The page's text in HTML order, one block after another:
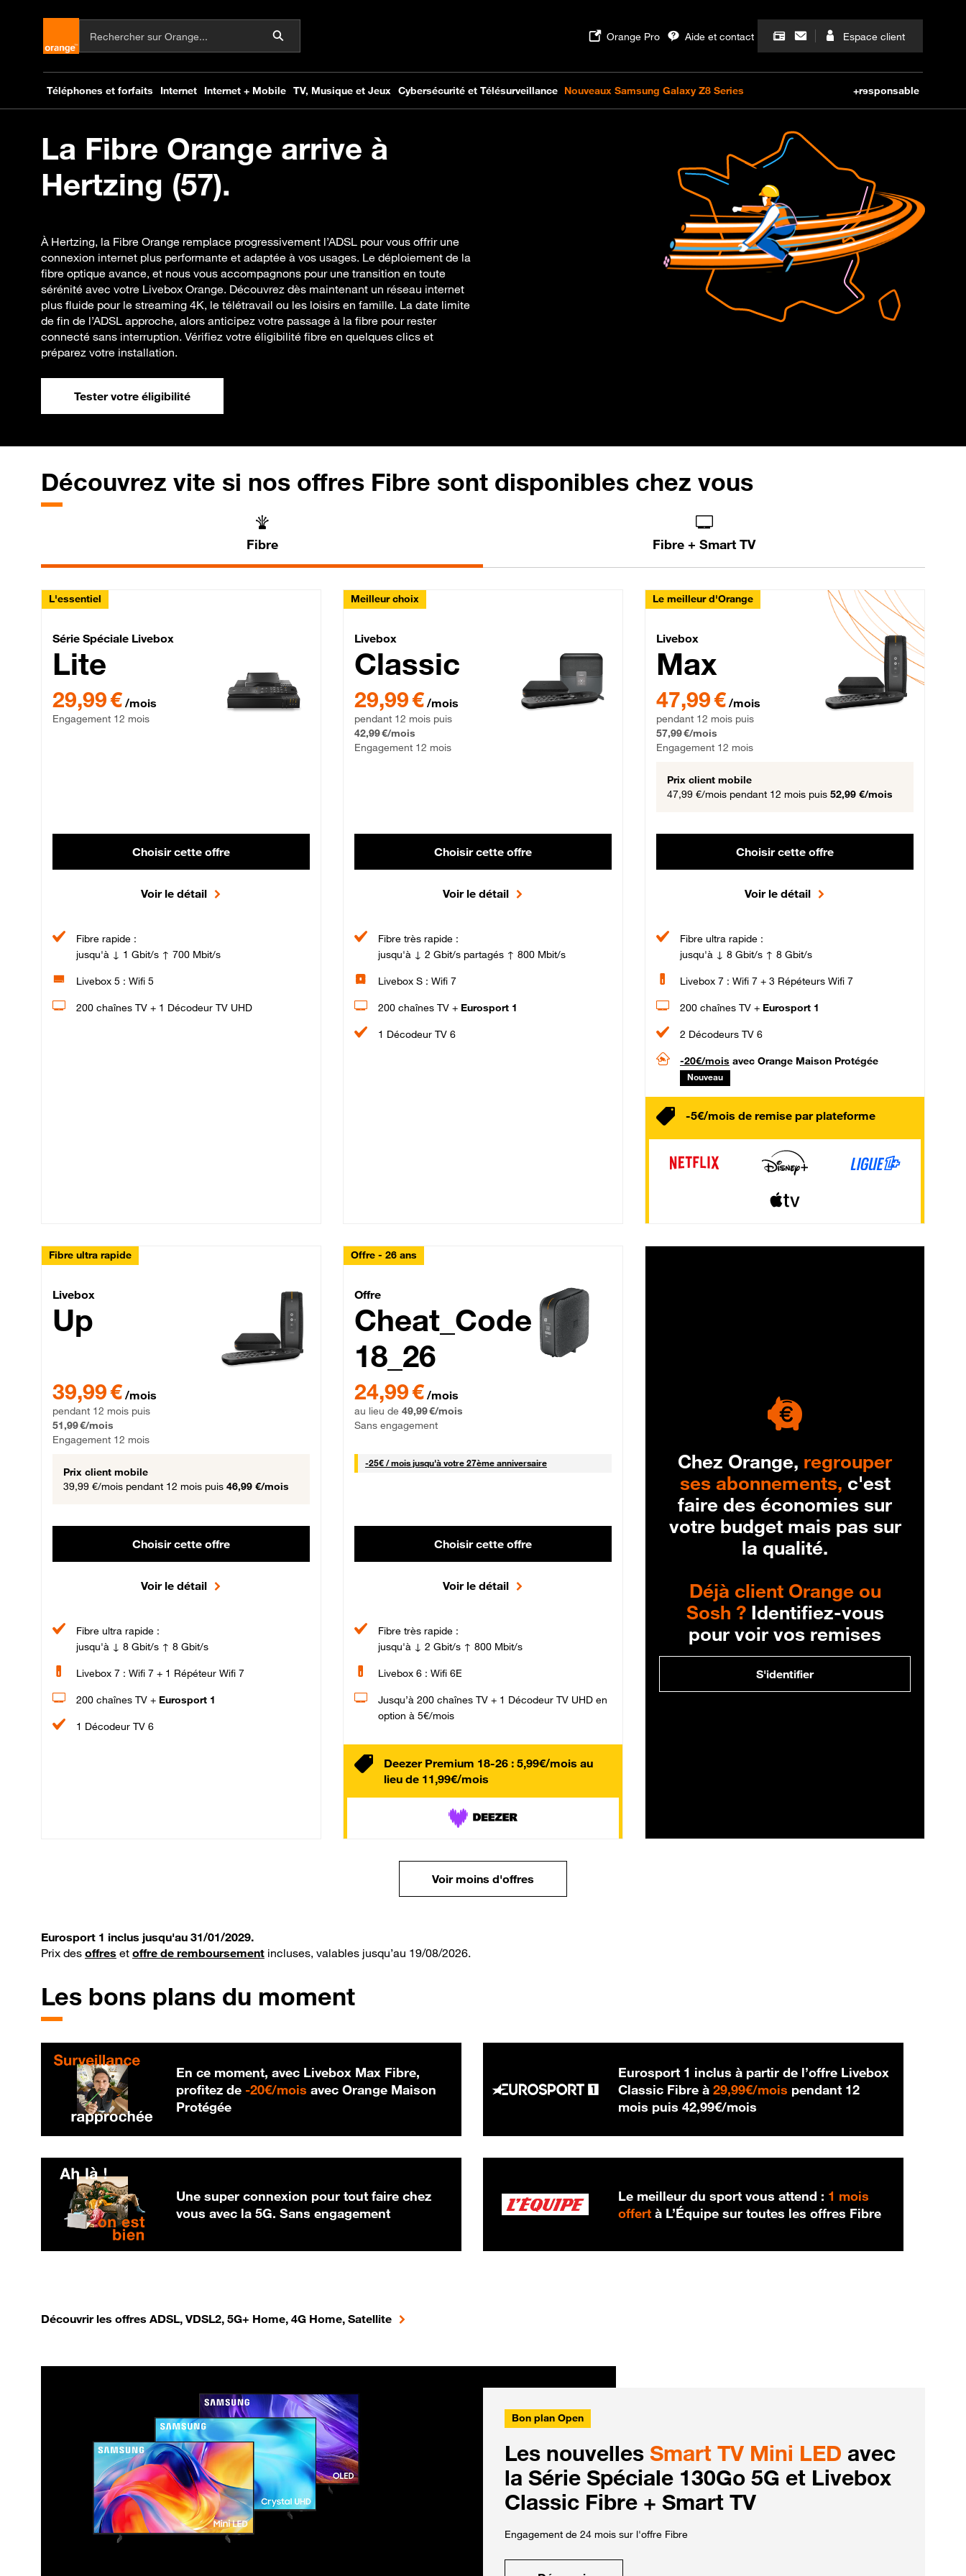
La Fibre Orange arrive à
Hertzing (57).
À Hertzing, la Fibre Orange remplace progressivement l’ADSL pour vous offrir une
connexion internet plus performante et adaptée à vos usages. Le déploiement de la
fibre optique avance, et nous vous accompagnons pour une transition en toute
sérénité avec votre Livebox Orange. Découvrez dès maintenant un réseau internet
plus fluide pour le streaming 4K, le télétravail ou les loisirs en famille. La date limite
de fin de l’ADSL approche, alors anticipez votre passage à la fibre pour rester
connecté sans interruption. Vérifiez votre éligibilité fibre en quelques clics et
préparez votre installation.
Tester votre éligibilité
Découvrez vite si nos offres Fibre sont disponibles chez vous
Fibre Fibre + Smart TV
L'essentiel
Série Spéciale Livebox Lite Fibre
Série Spéciale Livebox
Lite
29,99 € par mois , Engagement 12 mois
29,99 € /mois
Engagement 12 mois
Choisir cette offre
Voir le détail
Fibre rapide :
jusqu'à ↓ 1 Gbit/s ↑ 700 Mbit/s
Livebox 5 : Wifi 5
200 chaînes TV + 1 Décodeur TV UHD
Meilleur choix
Livebox Classic Fibre
Livebox
Classic
29,99 € par mois pendant 12 mois puis 42,99 € par mois, Engagement 12 mois
29,99 € /mois
pendant 12 mois puis
42,99 €/mois
Engagement 12 mois
Choisir cette offre
Voir le détail
Fibre très rapide :
jusqu'à ↓ 2 Gbit/s partagés ↑ 800 Mbit/s
Livebox S : Wifi 7
200 chaînes TV + Eurosport 1
1 Décodeur TV 6
Le meilleur d'Orange
Livebox Max Fibre
Livebox
Max
47,99 € par mois pendant 12 mois puis 57,99 € par mois,
47,99 € /mois
pendant 12 mois puis
57,99 €/mois
Engagement 12 mois
Prix client mobile
47,99 €/mois pendant 12 mois puis 52,99 €/mois
Choisir cette offre
Voir le détail
Fibre ultra rapide :
jusqu'à ↓ 8 Gbit/s ↑ 8 Gbit/s
Livebox 7 : Wifi 7 + 3 Répéteurs Wifi 7
200 chaînes TV + Eurosport 1
2 Décodeurs TV 6
-20€/mois avec Orange Maison Protégée
Nouveau
-5€/mois de remise par plateforme
Fibre ultra rapide
Livebox Up Fibre
Livebox
Up
39,99 € /mois
pendant 12 mois puis
51,99 €/mois
Engagement 12 mois
Prix client mobile
39,99 €/mois pendant 12 mois puis 46,99 €/mois
Choisir cette offre
Voir le détail
Fibre ultra rapide :
jusqu'à ↓ 8 Gbit/s ↑ 8 Gbit/s
Livebox 7 : Wifi 7 + 1 Répéteur Wifi 7
200 chaînes TV + Eurosport 1
1 Décodeur TV 6
Offre - 26 ans
Cheat_Code Fibre_18_26
Offre
Cheat_Code
18_26
24,99 € /mois
au lieu de 49,99 €/mois
Sans engagement
-25€ / mois25 € par mois
jusqu'à votre 27ème anniversaire
Choisir cette offre
Voir le détail
Fibre très rapide :
jusqu'à ↓ 2 Gbit/s ↑ 800 Mbit/s
Livebox 6 : Wifi 6E
Jusqu’à 200 chaînes TV + 1 Décodeur TV UHD en
option à 5€/mois
Deezer Premium 18-26 : 5,99€/mois au
lieu de 11,99€/mois
Chez Orange, regrouper
ses abonnements, c'est
faire des économies sur
votre budget mais pas sur
la qualité.
Déjà client Orange ou
Sosh ?Identifiez-vous
pour voir vos remises
S'identifier
Voir moins d'offres
Eurosport 1 inclus jusqu'au 31/01/2029.
Prix des offres et offre de remboursement incluses, valables jusqu’au 19/08/2026.
Les bons plans du moment
En ce moment, avec Livebox Max Fibre,
profitez de -20€/mois 20 € par mois
avec Orange Maison
Protégée
Eurosport 1 inclus à partir de l’offre Livebox
Classic Fibre à29,99€/mois 29,99 € par mois
pendant 12
mois puis42,99€/mois
Une super connexion pour tout faire chez
vous avec la 5G. Sans engagement
Le meilleur du sport vous attend : 1 mois
offert à L’Équipe sur toutes les offres Fibre
Découvrir les offres ADSL, VDSL2, 5G+ Home, 4G Home, Satellite
Bon plan Open
Les nouvelles Smart TV Mini LED avec
la Série Spéciale 130Go 5G et Livebox
Classic Fibre + Smart TV
Engagement de 24 mois sur l'offre Fibre